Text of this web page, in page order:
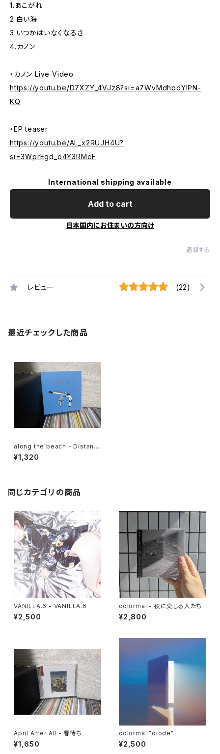
1.あこがれ
2.白い海
3.いつかはいなくなるさ
4.カノン
・カノン Live Video
https://youtu.be/D7XZY_4VJz8?si=a7WvMdhpdYlPN-
KQ
・EP teaser
https://youtu.be/AL_x2RUJH4U?
si=3WprEgd_o4Y3RMeF
International shipping available
Add to cart
日本国内にお住まいの方向け
通報する
レビュー (22)
最近チェックした商品
along the beach - Distant
Scenery
¥1,320
同じカテゴリの商品
VANILLA.6 - VANILLA.6
¥2,500
colormal - 夜に交じる人たち
¥2,800
April After All - 春待ち
¥1,650
colormal "diode"
¥2,500